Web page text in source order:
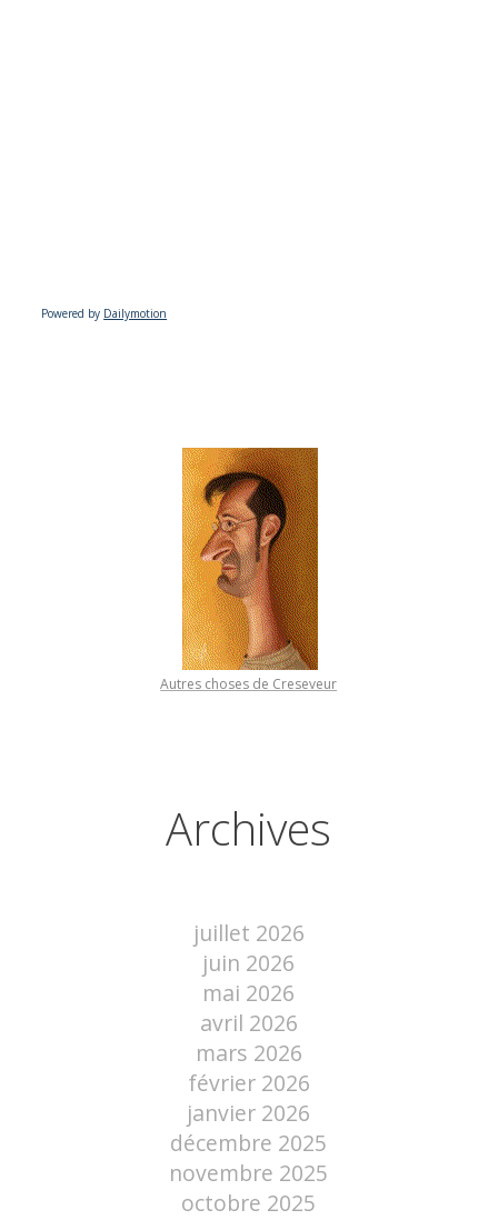
Powered by Dailymotion
Autres choses de Creseveur
Archives
juillet 2026
juin 2026
mai 2026
avril 2026
mars 2026
février 2026
janvier 2026
décembre 2025
novembre 2025
octobre 2025